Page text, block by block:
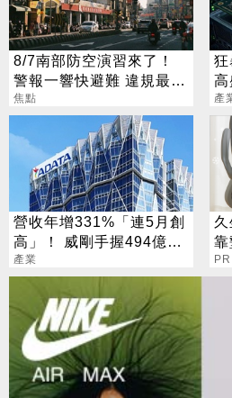
8/7南部防空演習來了！
警報一響快避難 違規最高
開罰15萬
焦點
狂
高
產
營收年增331%「連5月創
高」！ 威剛手握494億庫
存：明年會更缺
產業
靠